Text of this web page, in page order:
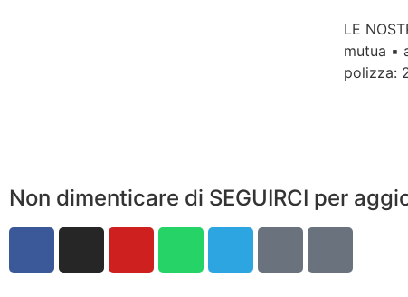
LE
mutua ▪
polizza:
Non dimenticare di SEGUIRCI per